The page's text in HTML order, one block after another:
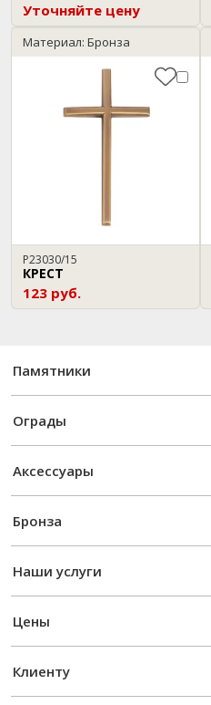
Уточняйте цену
Материал: Бронза
P23030/15
КРЕСТ
123 руб.
Памятники
Ограды
Аксессуары
Бронза
Наши услуги
Цены
Клиенту